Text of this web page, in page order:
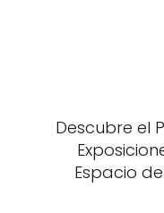
Descubre el
Espacio